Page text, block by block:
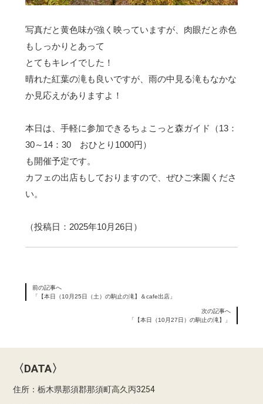
写真だと黄色味が強く映っていますが、肉眼だと赤色
もしっかりとあって
とてもキレイでした！
晴れた紅葉の滝も良いですが、雨の中見る滝もなかな
か見応えがありますよ！
本日は、手軽に参加できるちょこっと森ガイド（13：
30～14：30 おひとり1000円）
も開催予定です。
カフェの出店もしておりますので、ぜひご来園くださ
い。
（投稿日：2025年10月26日）
前の記事へ
「【本日（10月25日（土）の駒止の滝】＆cafe出店」
次の記事へ
「【本日（10月27日）の駒止の滝】」
〈DATA〉
住所：栃木県那須郡那須町高久丙3254